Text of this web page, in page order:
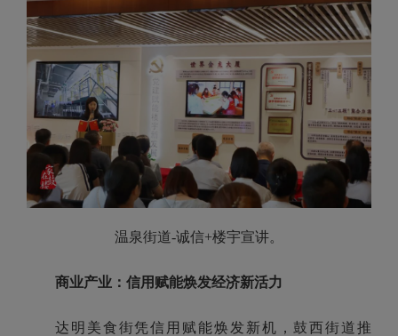
温泉街道-诚信+楼宇宣讲。
商业产业：信用赋能焕发经济新活力
达明美食街凭信用赋能焕发新机，鼓西街道推